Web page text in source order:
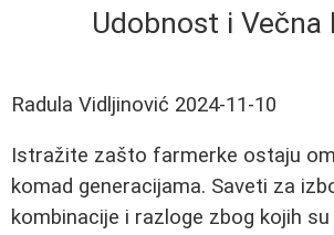
Udobnost i Večna
Radula Vidljinović 2024-11-10
Istražite zašto farmerke ostaju
komad generacijama. Saveti za
kombinacije i razloge zbog kojih